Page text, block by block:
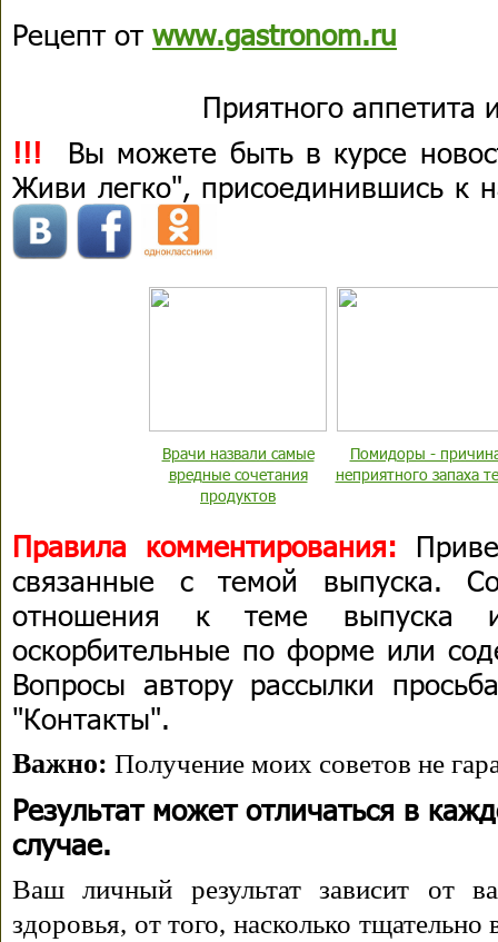
Рецепт от www.gastronom.ru
Приятного аппетита
!!! Вы можете быть в курсе
Живи легко", присоединившись к
Врачи назвали самые
вредные сочетания
продуктов
Помидоры -
неприятного запаха
Правила комментирования:
связанные с темой выпуска.
отношения к теме выпуска
оскорбительные по форме или
Вопросы автору рассылки
"Контакты".
Важно: Получение моих советов не
Результат может отличаться в
случае.
Ваш личный результат зависит от
здоровья, от того, насколько